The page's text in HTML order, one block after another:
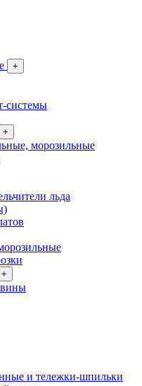
+
системы
+
морозильные
льда
+
и тележки-шпильки